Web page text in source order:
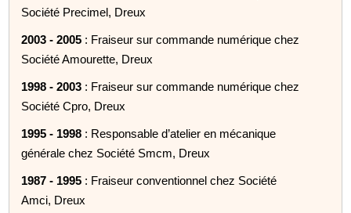
Société Precimel, Dreux
2003 - 2005 : Fraiseur sur commande numérique chez
Société Amourette, Dreux
1998 - 2003 : Fraiseur sur commande numérique chez
Société Cpro, Dreux
1995 - 1998 : Responsable d’atelier en mécanique
générale chez Société Smcm, Dreux
1987 - 1995 : Fraiseur conventionnel chez Société
Amci, Dreux